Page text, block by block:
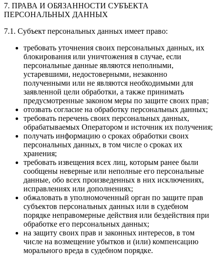
7. ПРАВА И ОБЯЗАННОСТИ СУБЪЕКТА
ПЕРСОНАЛЬНЫХ ДАННЫХ
7.1. Субъект персональных данных имеет право:
требовать уточнения своих персональных данных, их
блокирования или уничтожения в случае, если
персональные данные являются неполными,
устаревшими, недостоверными, незаконно
полученными или не являются необходимыми для
заявленной цели обработки, а также принимать
предусмотренные законом меры по защите своих прав;
отозвать согласие на обработку персональных данных;
требовать перечень своих персональных данных,
обрабатываемых Оператором и источник их получения;
получать информацию о сроках обработки своих
персональных данных, в том числе о сроках их
хранения;
требовать извещения всех лиц, которым ранее были
сообщены неверные или неполные его персональные
данные, обо всех произведенных в них исключениях,
исправлениях или дополнениях;
обжаловать в уполномоченный орган по защите прав
субъектов персональных данных или в судебном
порядке неправомерные действия или бездействия при
обработке его персональных данных;
на защиту своих прав и законных интересов, в том
числе на возмещение убытков и (или) компенсацию
морального вреда в судебном порядке.